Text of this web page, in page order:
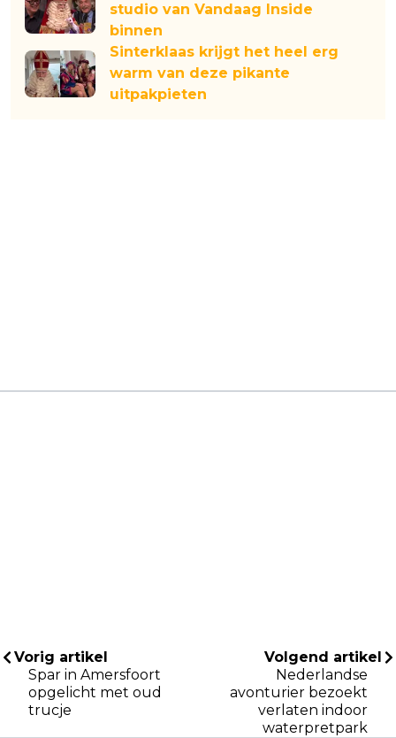
studio van Vandaag Inside
binnen
Sinterklaas krijgt het heel erg
warm van deze pikante
uitpakpieten
Vorig artikel
Spar in Amersfoort
opgelicht met oud
trucje
Volgend artikel
Nederlandse
avonturier bezoekt
verlaten indoor
waterpretpark